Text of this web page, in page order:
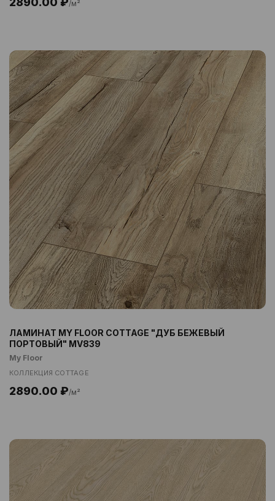
/м²
ЛАМИНАТ MY FLOOR COTTAGE "ДУБ БЕЖЕВЫЙ
ПОРТОВЫЙ" MV839
My Floor
КОЛЛЕКЦИЯ COTTAGE
2890.00 ₽/м²